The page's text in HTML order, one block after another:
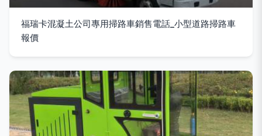
福瑞卡混凝土公司專用掃路車銷售電話_小型道路掃路車
報價